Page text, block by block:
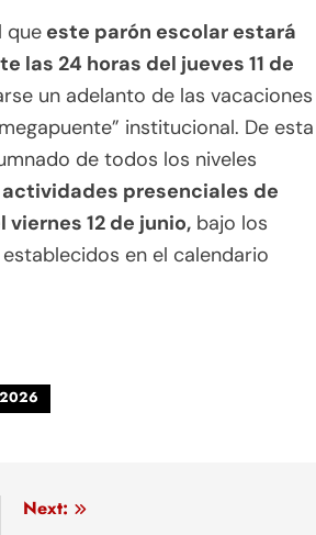
que este parón escolar estará
las 24 horas del jueves 11 de
un adelanto de las vacaciones
institucional. De esta
de todos los niveles
presenciales de
12 de junio, bajo los
en el calendario
Next: